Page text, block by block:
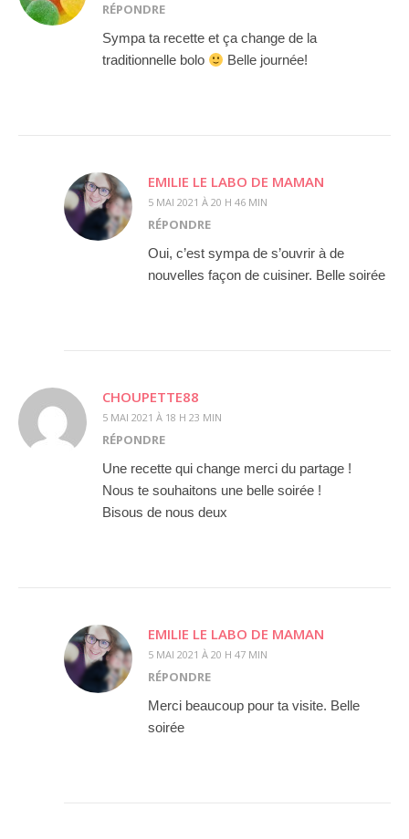
RÉPONDRE
Sympa ta recette et ça change de la
traditionnelle bolo
Belle journée!
EMILIE LE LABO DE MAMAN
5 MAI 2021 À 20 H 46 MIN
RÉPONDRE
Oui, c’est sympa de s’ouvrir à de
nouvelles façon de cuisiner. Belle soirée
CHOUPETTE88
5 MAI 2021 À 18 H 23 MIN
RÉPONDRE
Une recette qui change merci du partage !
Nous te souhaitons une belle soirée !
Bisous de nous deux
EMILIE LE LABO DE MAMAN
5 MAI 2021 À 20 H 47 MIN
RÉPONDRE
Merci beaucoup pour ta visite. Belle
soirée